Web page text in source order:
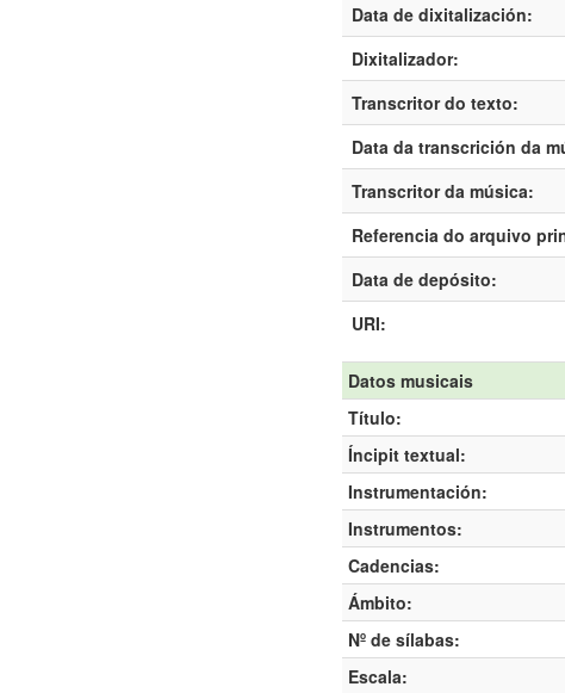
Data de dixitalización:
Dixitalizador:
Transcritor do texto:
Data da transcrición da
Transcritor da música:
Referencia do arquivo
Data de depósito:
URI:
Datos musicais
Título:
Íncipit textual:
Instrumentación:
Instrumentos:
Cadencias:
Ámbito:
Nº de sílabas:
Escala: